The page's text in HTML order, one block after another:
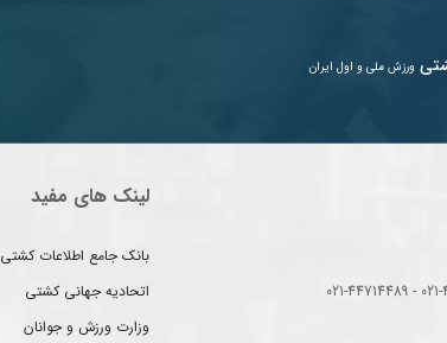
ورزش ملی و اول ایران
لینک های مفید
بانک جامع اطلاعات کشتی
اتحادیه جهانی کشتی
وزارت ورزش و جوانان